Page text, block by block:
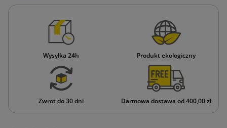
Wysyłka 24h Produkt ekologiczny
Zwrot do 30 dni Darmowa dostawa od 400,00 zł